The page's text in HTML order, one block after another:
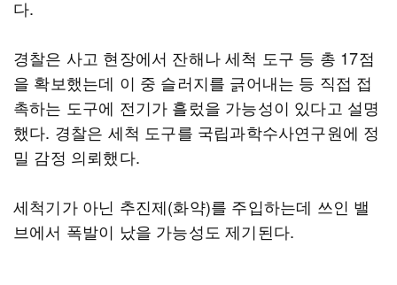
다.
경찰은 사고 현장에서 잔해나 세척 도구 등 총 17점
을 확보했는데 이 중 슬러지를 긁어내는 등 직접 접
촉하는 도구에 전기가 흘렀을 가능성이 있다고 설명
했다. 경찰은 세척 도구를 국립과학수사연구원에 정
밀 감정 의뢰했다.
세척기가 아닌 추진제(화약)를 주입하는데 쓰인 밸
브에서 폭발이 났을 가능성도 제기된다.